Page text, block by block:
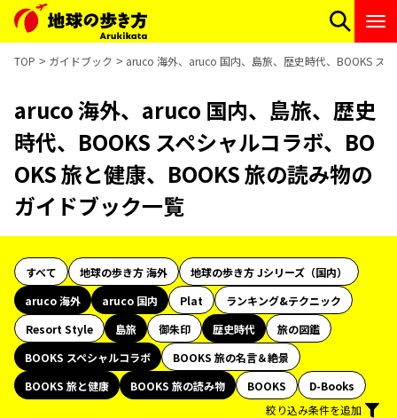
TOP ガイドブック aruco 海外、aruco 国内、島旅、歴史時代、BOOKS ス
aruco 海外、aruco 国内、島旅、歴史
時代、BOOKS スペシャルコラボ、BO
OKS 旅と健康、BOOKS 旅の読み物の
ガイドブック一覧
すべて 地球の歩き方 海外
地球の歩き方 Jシリーズ（国内）
aruco 海外
aruco 国内 Plat
ランキング&テクニック
Resort Style
島旅 御朱印 歴史時代
旅の図鑑
BOOKS スペシャルコラボ
BOOKS 旅の名言＆絶景
BOOKS 旅と健康
BOOKS 旅の読み物 BOOKS
D-Books
絞り込み条件を追加